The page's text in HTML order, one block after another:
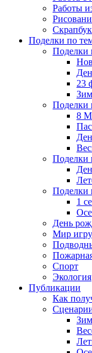
Работы
Поделки по
Поделки
23
Поделки
8
Поделки
Поделки
1
День
Мир
Спорт
Экология
Публикации
Как